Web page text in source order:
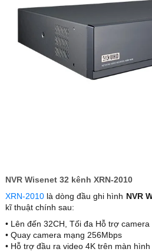
NVR Wisenet 32 kênh XRN-2010
XRN-2010 là dòng đầu ghi hình NVR
kĩ thuật chính sau:
• Lên đến 32CH, Tối đa Hỗ trợ camera
• Quay camera mạng 256Mbps
• Hỗ trợ đầu ra video 4K trên màn hình